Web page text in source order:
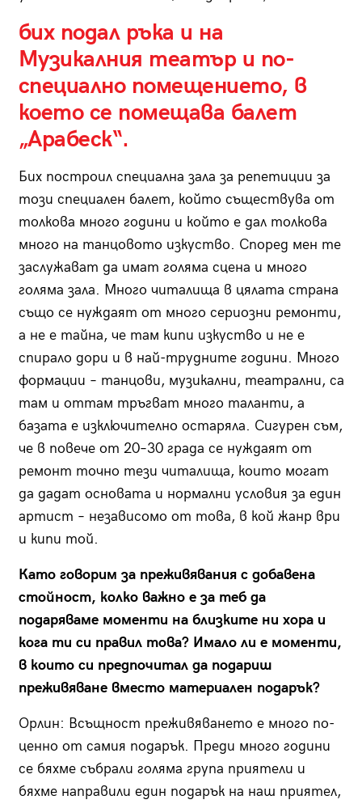
бих подал ръка и на
Музикалния театър и по-
специално помещението, в
което се помещава балет
„Арабеск“.
Бих построил специална зала за репетиции за
този специален балет, който съществува от
толкова много години и който е дал толкова
много на танцовото изкуство. Според мен те
заслужават да имат голяма сцена и много
голяма зала. Много читалища в цялата страна
също се нуждаят от много сериозни ремонти,
а не е тайна, че там кипи изкуство и не е
спирало дори и в най-трудните години. Много
формации – танцови, музикални, театрални, са
там и оттам тръгват много таланти, а
базата е изключително остаряла. Сигурен съм,
че в повече от 20–30 града се нуждаят от
ремонт точно тези читалища, които могат
да дадат основата и нормални условия за един
артист – независомо от това, в кой жанр ври
и кипи той.
Като говорим за преживявания с добавена
стойност, колко важно е за теб да
подаряваме моменти на близките ни хора и
кога ти си правил това? Имало ли е моменти,
в които си предпочитал да подариш
преживяване вместо материален подарък?
Орлин: Всъщност преживяването е много по-
ценно от самия подарък. Преди много години
се бяхме събрали голяма група приятели и
бяхме направили един подарък на наш приятел,